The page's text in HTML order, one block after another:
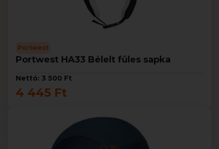
Portwest
Portwest HA33 Bélelt füles sapka
Nettó: 3 500 Ft
4 445 Ft